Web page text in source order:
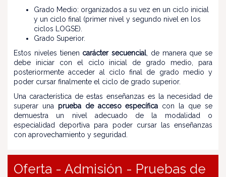
Grado Medio: organizados a su vez en un ciclo inicial
y un ciclo final (primer nivel y segundo nivel en los
ciclos LOGSE).
Grado Superior.
Estos niveles tienen carácter secuencial, de manera que se
debe iniciar con el ciclo inicial de grado medio, para
posteriormente acceder al ciclo final de grado medio y
poder cursar finalmente el ciclo de grado superior.
Una característica de estas enseñanzas es la necesidad de
superar una prueba de acceso específica con la que se
demuestra un nivel adecuado de la modalidad o
especialidad deportiva para poder cursar las enseñanzas
con aprovechamiento y seguridad.
Oferta - Admisión - Pruebas de